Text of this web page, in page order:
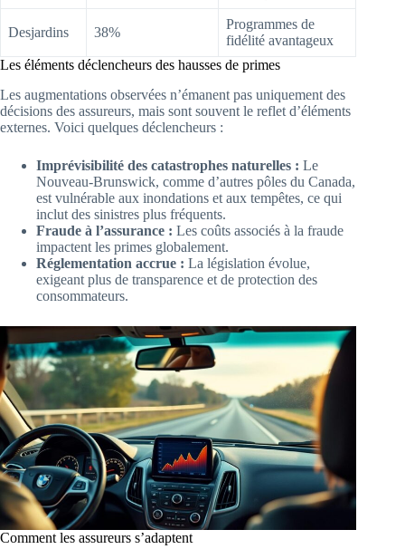
Desjardins 38%
Programmes de
fidélité avantageux
Les éléments déclencheurs des hausses de primes
Les augmentations observées n’émanent pas uniquement des
décisions des assureurs, mais sont souvent le reflet d’éléments
externes. Voici quelques déclencheurs :
Imprévisibilité des catastrophes naturelles : Le
Nouveau-Brunswick, comme d’autres pôles du Canada,
est vulnérable aux inondations et aux tempêtes, ce qui
inclut des sinistres plus fréquents.
Fraude à l’assurance : Les coûts associés à la fraude
impactent les primes globalement.
Réglementation accrue : La législation évolue,
exigeant plus de transparence et de protection des
consommateurs.
Comment les assureurs s’adaptent